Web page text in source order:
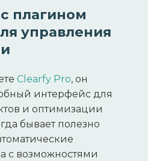
плагином
управления
Clearfy Pro, он
интерфейс для
и оптимизации
бывает полезно
с возможностями